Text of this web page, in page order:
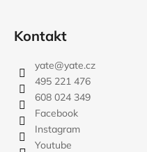
Kontakt
yate@yate.cz
495 221 476
608 024 349
Facebook
Instagram
Youtube